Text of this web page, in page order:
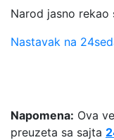
Narod jasno rekao
Nastavak na
Napomena: Ova
preuzeta sa sajta